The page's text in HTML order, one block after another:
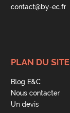
contact@by-ec.fr
PLAN DU SITE
Blog E&C
Nous contacter
Un devis